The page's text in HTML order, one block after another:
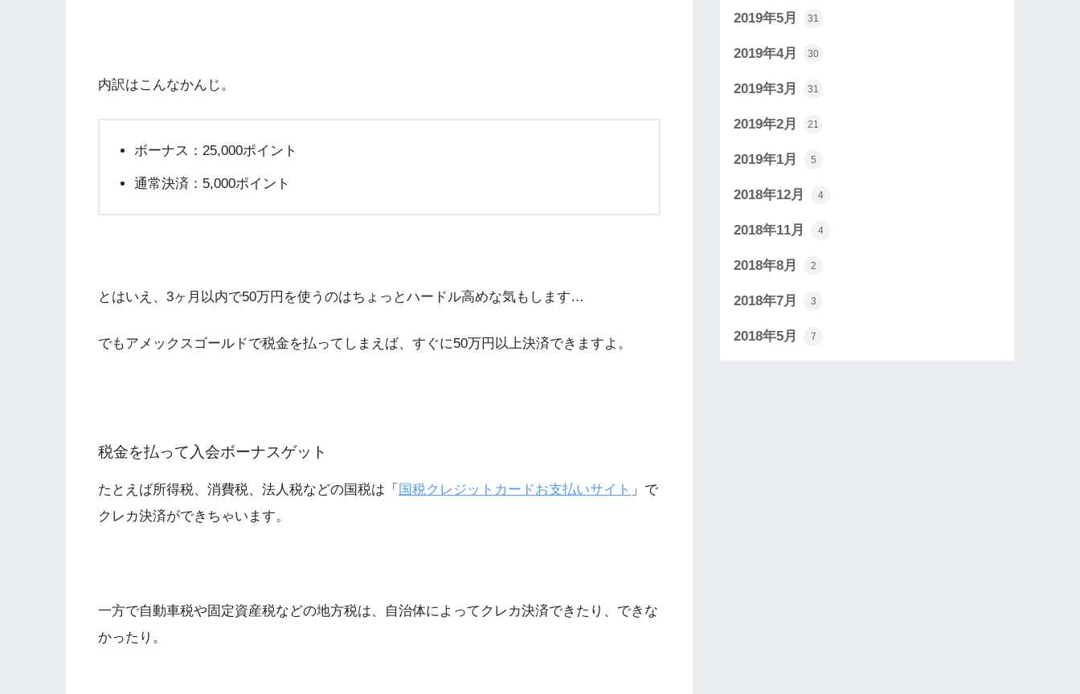
内訳はこんなかんじ。
ボーナス：25,000ポイント
通常決済：5,000ポイント
とはいえ、3ヶ月以内で50万円を使うのはちょっとハードル高めな気もします…
でもアメックスゴールドで税金を払ってしまえば、すぐに50万円以上決済できますよ。
税金を払って入会ボーナスゲット
たとえば所得税、消費税、法人税などの国税は「 国税クレジットカードお支払いサイト 」で
クレカ決済ができちゃいます。
一方で自動車税や固定資産税などの地方税は、自治体によってクレカ決済できたり、できな
かったり。
2019年5月 31
2019年4月 30
2019年3月 31
2019年2月 21
2019年1月 5
2018年12月 4
2018年11月 4
2018年8月 2
2018年7月 3
2018年5月 7